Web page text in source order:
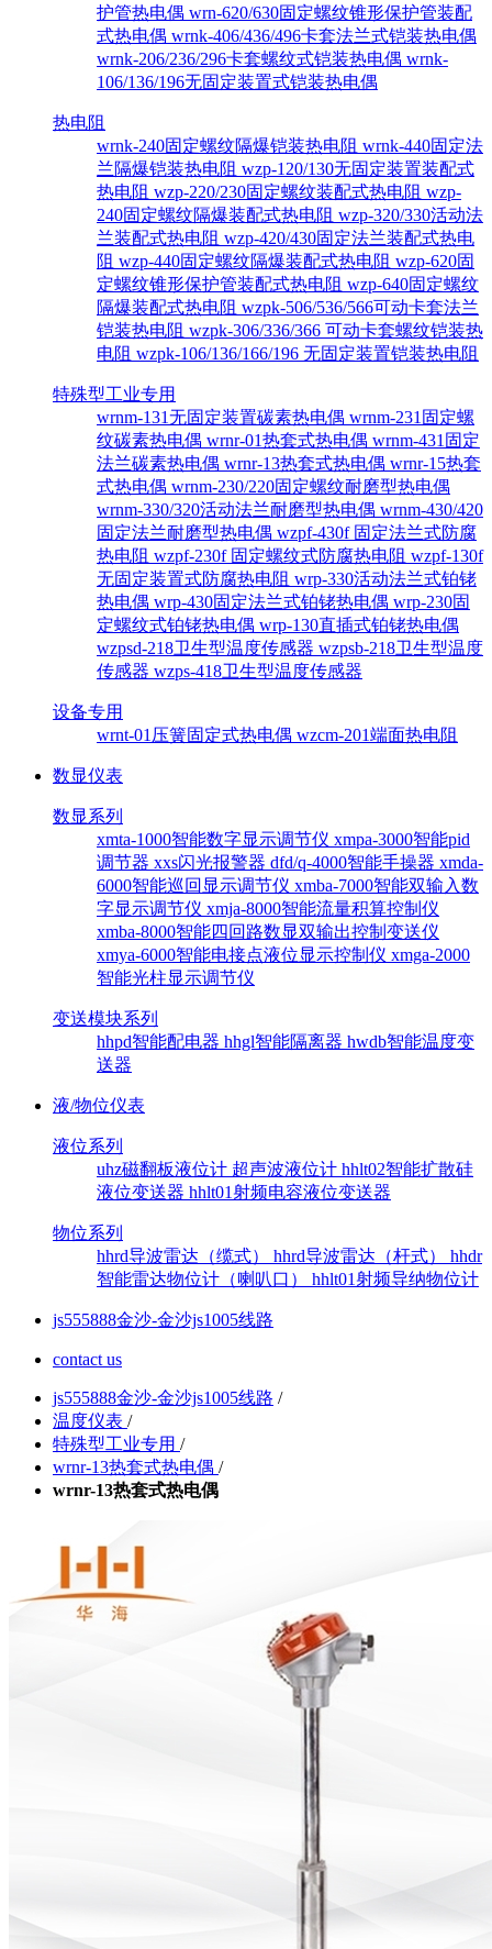
护管热电偶 wrn-620/630固定螺纹锥形保护管装配
式热电偶 wrnk-406/436/496卡套法兰式铠装热电偶
wrnk-206/236/296卡套螺纹式铠装热电偶 wrnk-
106/136/196无固定装置式铠装热电偶
热电阻
wrnk-240固定螺纹隔爆铠装热电阻 wrnk-440固定法
兰隔爆铠装热电阻 wzp-120/130无固定装置装配式
热电阻 wzp-220/230固定螺纹装配式热电阻 wzp-
240固定螺纹隔爆装配式热电阻 wzp-320/330活动法
兰装配式热电阻 wzp-420/430固定法兰装配式热电
阻 wzp-440固定螺纹隔爆装配式热电阻 wzp-620固
定螺纹锥形保护管装配式热电阻 wzp-640固定螺纹
隔爆装配式热电阻 wzpk-506/536/566可动卡套法兰
铠装热电阻 wzpk-306/336/366 可动卡套螺纹铠装热
电阻 wzpk-106/136/166/196 无固定装置铠装热电阻
特殊型工业专用
wrnm-131无固定装置碳素热电偶 wrnm-231固定螺
纹碳素热电偶 wrnr-01热套式热电偶 wrnm-431固定
法兰碳素热电偶 wrnr-13热套式热电偶 wrnr-15热套
式热电偶 wrnm-230/220固定螺纹耐磨型热电偶
wrnm-330/320活动法兰耐磨型热电偶 wrnm-430/420
固定法兰耐磨型热电偶 wzpf-430f 固定法兰式防腐
热电阻 wzpf-230f 固定螺纹式防腐热电阻 wzpf-130f
无固定装置式防腐热电阻 wrp-330活动法兰式铂铑
热电偶 wrp-430固定法兰式铂铑热电偶 wrp-230固
定螺纹式铂铑热电偶 wrp-130直插式铂铑热电偶
wzpsd-218卫生型温度传感器 wzpsb-218卫生型温度
传感器 wzps-418卫生型温度传感器
设备专用
wrnt-01压簧固定式热电偶 wzcm-201端面热电阻
数显仪表
数显系列
xmta-1000智能数字显示调节仪 xmpa-3000智能pid
调节器 xxs闪光报警器 dfd/q-4000智能手操器 xmda-
6000智能巡回显示调节仪 xmba-7000智能双输入数
字显示调节仪 xmja-8000智能流量积算控制仪
xmba-8000智能四回路数显双输出控制变送仪
xmya-6000智能电接点液位显示控制仪 xmga-2000
智能光柱显示调节仪
变送模块系列
hhpd智能配电器 hhgl智能隔离器 hwdb智能温度变
送器
液/物位仪表
液位系列
uhz磁翻板液位计 超声波液位计 hhlt02智能扩散硅
液位变送器 hhlt01射频电容液位变送器
物位系列
hhrd导波雷达（缆式） hhrd导波雷达（杆式） hhdr
智能雷达物位计（喇叭口） hhlt01射频导纳物位计
js555888金沙-金沙js1005线路
contact us
js555888金沙-金沙js1005线路 /
温度仪表 /
特殊型工业专用 /
wrnr-13热套式热电偶 /
wrnr-13热套式热电偶